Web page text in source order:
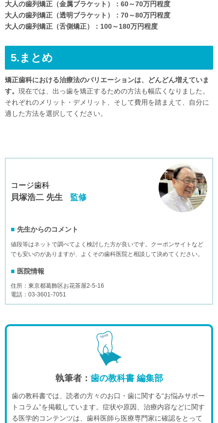
大人の歯列矯正（金属ブラケット）：60～70万円程度
大人の歯列矯正（透明ブラケット）：70～80万円程度
大人の歯列矯正（舌側矯正）：100～180万円程度
5.まとめ
矯正歯科における治療法のバリエーションは、どんどん増えていま
す。 現在では、出っ歯を矯正するための方法も幅広くなりました。
それぞれのメリット・デメリット、そして費用を踏まえて、自分に
適した方法を選択してください。
コージ歯科
貝塚浩二 先生 監修
先生からのコメント
値段等はネットで調べてよく検討した方が良いです。クーポンサイトなど
でも安いのがありますが、よくその歯科医院と相談して決めてください。
医院情報
住所：東京都葛飾区お花茶屋2-5-16
電話：03-3601-7051
執筆者： 歯の教科書 編集部
歯の教科書では、読者の方々のお口・歯に関する“お悩みサポー
トコラム”を掲載しています。症状や原因、治療内容などに関す
る医学的コンテンツは、歯科医師ら医療専門家に確認をとって